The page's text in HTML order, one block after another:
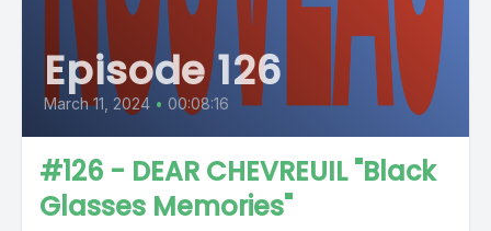
Episode 126
March 11, 2024 • 00:08:16
#126 - DEAR CHEVREUIL "Black
Glasses Memories"